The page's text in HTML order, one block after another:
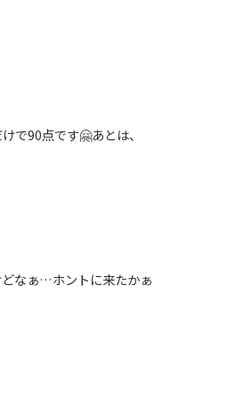
で90点です🤗あとは、
なぁ…ホントに来たかぁ